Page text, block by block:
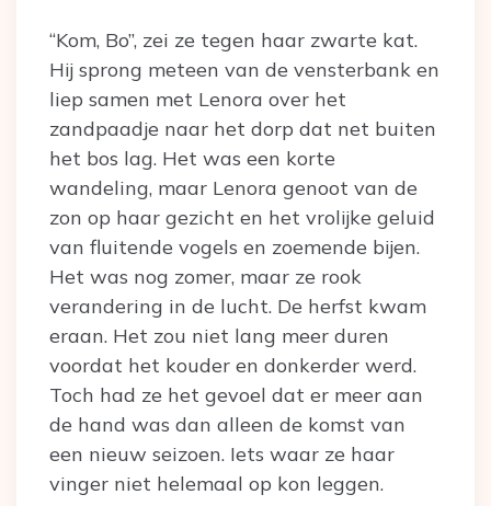
“Kom, Bo”, zei ze tegen haar zwarte kat.
Hij sprong meteen van de vensterbank en
liep samen met Lenora over het
zandpaadje naar het dorp dat net buiten
het bos lag. Het was een korte
wandeling, maar Lenora genoot van de
zon op haar gezicht en het vrolijke geluid
van fluitende vogels en zoemende bijen.
Het was nog zomer, maar ze rook
verandering in de lucht. De herfst kwam
eraan. Het zou niet lang meer duren
voordat het kouder en donkerder werd.
Toch had ze het gevoel dat er meer aan
de hand was dan alleen de komst van
een nieuw seizoen. Iets waar ze haar
vinger niet helemaal op kon leggen.